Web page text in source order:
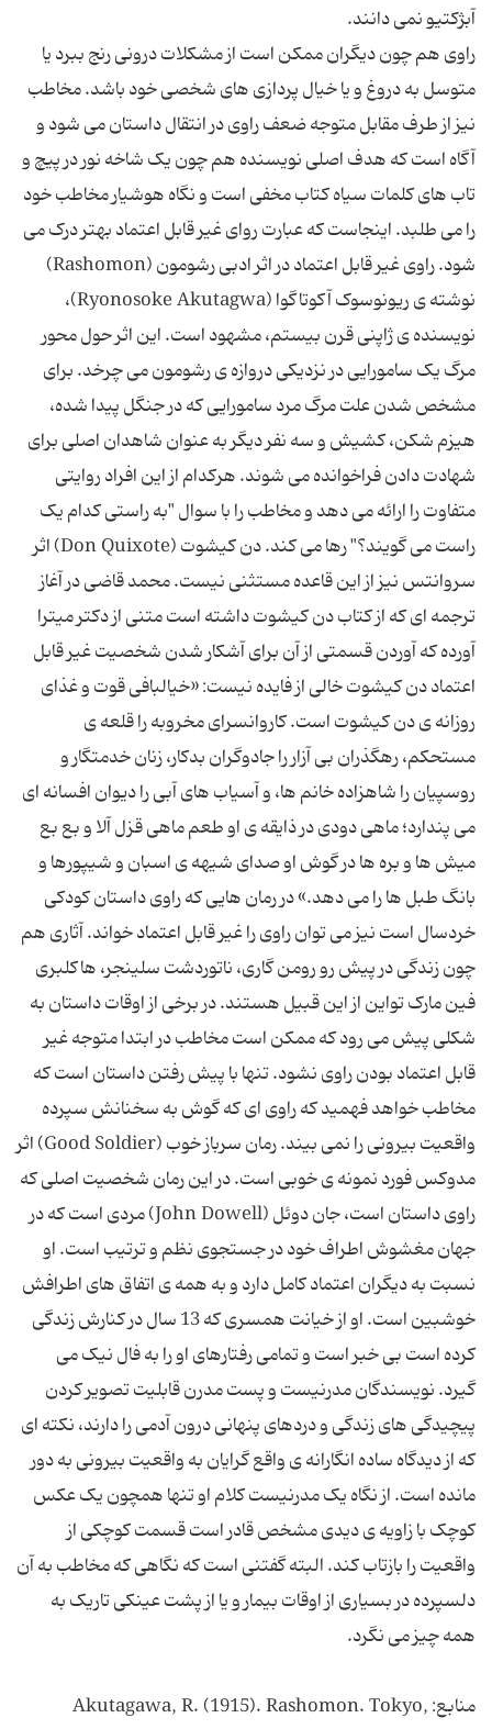
راوی هم چون دیگران ممکن است از مشکلات درونی رنج ببرد یا
متوسل به دروغ و یا خیال پردازی های شخصی خود باشد. مخاطب
نیز از طرف مقابل متوجه ضعف راوی در انتقال داستان می شود و
آگاه است که هدف اصلی نویسنده هم چون یک شاخه نور در پیچ و
تاب های کلمات سیاه کتاب مخفی است و نگاه هوشیار مخاطب خود
را می طلبد. اینجاست که عبارت روای غیر قابل اعتماد بهتر درک می
شود. راوی غیر قابل اعتماد در اثر ادبی رشومون (Rashomon)
نوشته ی ریونوسوک آکوتاگوا (Ryonosoke Akutagwa)،
نویسنده ی ژاپنی قرن بیستم، مشهود است. این اثر حول محور
مرگ یک سامورایی در نزدیکی دروازه ی رشومون می چرخد. برای
مشخص شدن علت مرگ مرد سامورایی که در جنگل پیدا شده،
هیزم شکن، کشیش و سه نفر دیگر به عنوان شاهدان اصلی برای
شهادت دادن فراخوانده می شوند. هرکدام از این افراد روایتی
متفاوت را ارائه می دهد و مخاطب را با سوال "به راستی کدام یک
راست می گویند؟" رها می کند. دن کیشوت (Don Quixote) اثر
سروانتس نیز از این قاعده مستثنی نیست. محمد قاضی در آغاز
ترجمه ای که از کتاب دن کیشوت داشته است متنی از دکتر میترا
آورده که آوردن قسمتی از آن برای آشکار شدن شخصیت غیر قابل
اعتماد دن کیشوت خالی از فایده نیست: «خیالبافی قوت و غذای
روزانه ی دن کیشوت است. کاروانسرای مخروبه را قلعه ی
مستحکم، رهگذران بی آزار را جادوگران بدکار، زنان خدمتگار و
روسپیان را شاهزاده خانم ها، و آسیاب های آبی را دیوان افسانه ای
می پندارد؛ ماهی دودی در ذایقه ی او طعم ماهی قزل آلا و بع بع
میش ها و بره ها در گوش او صدای شیهه ی اسبان و شیپورها و
بانگ طبل ها را می دهد.» در رمان هایی که راوی داستان کودکی
خردسال است نیز می توان راوی را غیر قابل اعتماد خواند. آثاری هم
چون زندگی در پیش رو رومن گاری، ناتوردشت سلینجر، هاکلبری
فین مارک تواین از این قبیل هستند. در برخی از اوقات داستان به
شکلی پیش می رود که ممکن است مخاطب در ابتدا متوجه غیر
قابل اعتماد بودن راوی نشود. تنها با پیش رفتن داستان است که
مخاطب خواهد فهمید که راوی ای که گوش به سخنانش سپرده
واقعیت بیرونی را نمی بیند. رمان سرباز خوب (Good Soldier) اثر
مدوکس فورد نمونه ی خوبی است. در این رمان شخصیت اصلی که
راوی داستان است، جان دوئل (John Dowell) مردی است که در
جهان مغشوش اطراف خود در جستجوی نظم و ترتیب است. او
نسبت به دیگران اعتماد کامل دارد و به همه ی اتفاق های اطرافش
خوشبین است. او از خیانت همسری که 13 سال در کنارش زندگی
کرده است بی خبر است و تمامی رفتارهای او را به فال نیک می
گیرد. نویسندگان مدرنیست و پست مدرن قابلیت تصویر کردن
پیچیدگی های زندگی و دردهای پنهانی درون آدمی را دارند، نکته ای
که از دیدگاه ساده انگارانه ی واقع گرایان به واقعیت بیرونی به دور
مانده است. از نگاه یک مدرنیست کلام او تنها همچون یک عکس
کوچک با زاویه ی دیدی مشخص قادر است قسمت کوچکی از
واقعیت را بازتاب کند. البته گفتنی است که نگاهی که مخاطب به آن
دلسپرده در بسیاری از اوقات بیمار و یا از پشت عینکی تاریک به
منابع: Akutagawa, R. (1915). Rashomon. Tokyo,